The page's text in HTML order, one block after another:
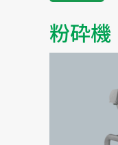
粉砕機